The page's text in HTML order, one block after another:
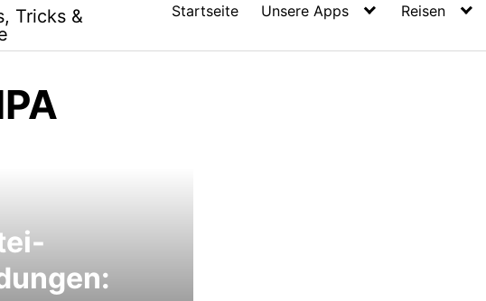
Tricks &
Startseite Unsere Apps Reisen